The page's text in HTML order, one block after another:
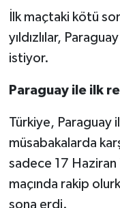
İlk maçtaki kötü
yıldızlılar,
istiyor.
Paraguay ile ilk
Türkiye, Paraguay
müsabakalarda
sadece 17 Haziran
maçında rakip
sona erdi.